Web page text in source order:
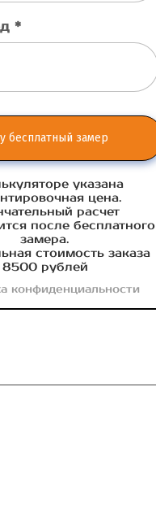
*
бесплатный замер
указана
цена.
расчет
после бесплатного
замера.
стоимость заказа
8500 рублей
конфиденциальности